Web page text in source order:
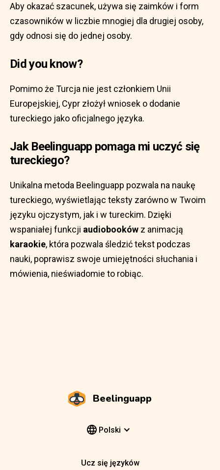
Aby okazać szacunek, używa się zaimków i form
czasowników w liczbie mnogiej dla drugiej osoby,
gdy odnosi się do jednej osoby.
Did you know?
Pomimo że Turcja nie jest członkiem Unii
Europejskiej, Cypr złożył wniosek o dodanie
tureckiego jako oficjalnego języka.
Jak Beelinguapp pomaga mi uczyć się
tureckiego?
Unikalna metoda Beelinguapp pozwala na naukę
tureckiego, wyświetlając teksty zarówno w Twoim
języku ojczystym, jak i w tureckim. Dzięki
wspaniałej funkcji audiobooków z animacją
karaokie, która pozwala śledzić tekst podczas
nauki, poprawisz swoje umiejętności słuchania i
mówienia, nieświadomie to robiąc.
Beelinguapp
Polski
Ucz się języków